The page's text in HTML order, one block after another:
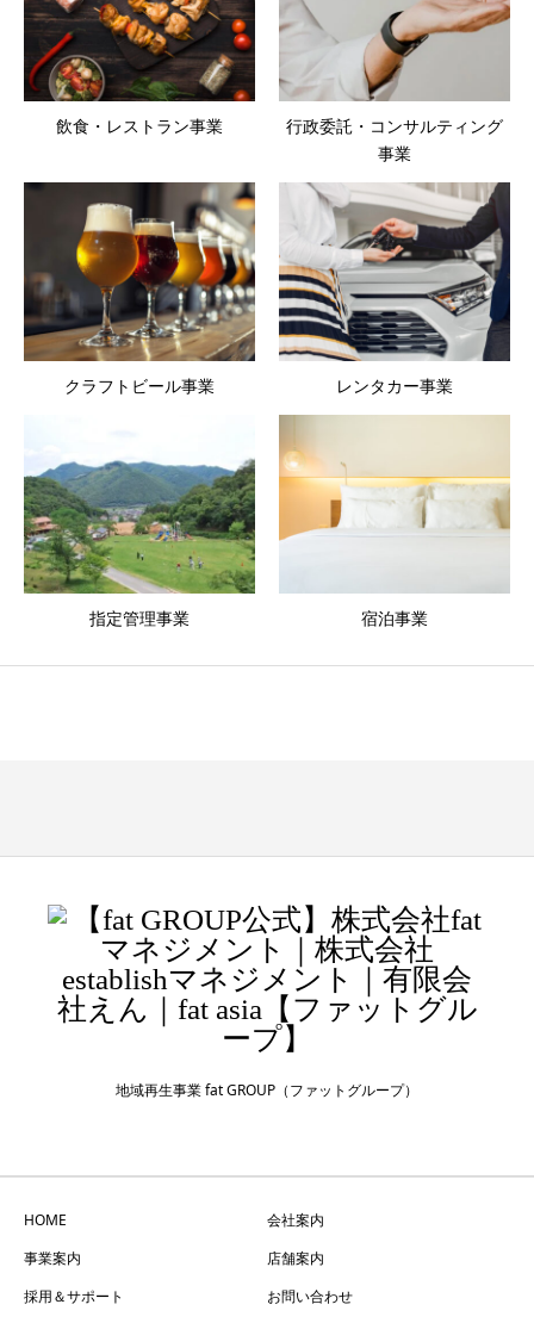
飲食・レストラン事業
行政委託・コンサルティング
事業
クラフトビール事業 レンタカー事業
指定管理事業 宿泊事業
地域再生事業 fat GROUP（ファットグループ）
HOME
会社案内
事業案内
店舗案内
採用＆サポート
お問い合わせ